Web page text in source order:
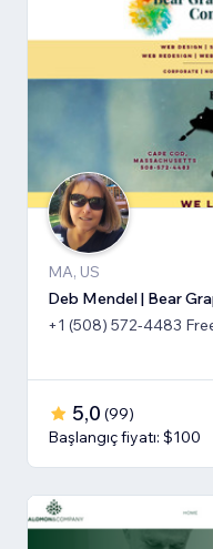
MA, US
Deb Mendel | Bear
+1
5,0 (99)
Başlangıç fiyatı: $100